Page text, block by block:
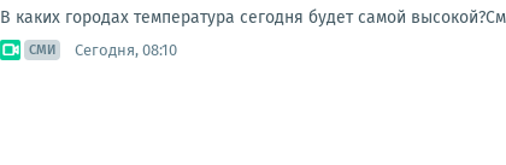
В каких городах температура сегодня будет самой
СМИ Сегодня, 08:10